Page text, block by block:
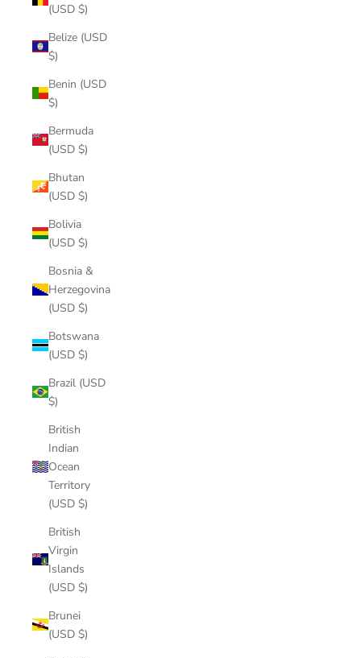
(USD $)
Belize (USD
$)
Benin (USD
$)
Bermuda
(USD $)
Bhutan
(USD $)
Bolivia
(USD $)
Bosnia &
Herzegovina
(USD $)
Botswana
(USD $)
Brazil (USD
$)
British
Indian
Ocean
Territory
(USD $)
British
Virgin
Islands
(USD $)
Brunei
(USD $)